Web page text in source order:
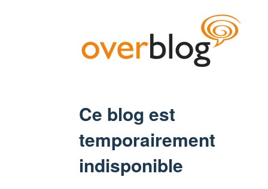
Ce blog est
temporairement
indisponible